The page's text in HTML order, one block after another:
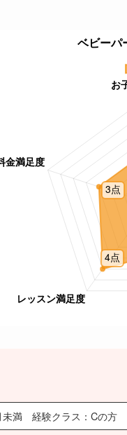
未満 経験クラス：Cの方